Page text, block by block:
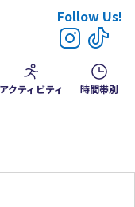
Follow Us!
アクティビティ 時間帯別